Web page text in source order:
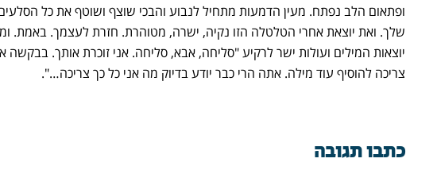
ופתאום הלב נפתח. מעין הדמעות מתחיל לנבוע והבכי שוצף ושוטף את כל
שלך. ואת יוצאת אחרי הטלטלה הזו נקיה, ישרה, מטוהרת. חזרת לעצמך. באמת.
יוצאות המילים ועולות ישר לרקיע "סליחה, אבא, סליחה. אני זוכרת אותך. בבקשה
צריכה להוסיף עוד מילה. אתה הרי כבר יודע בדיוק מה אני כל כך צריכה…".
כתבו תגובה